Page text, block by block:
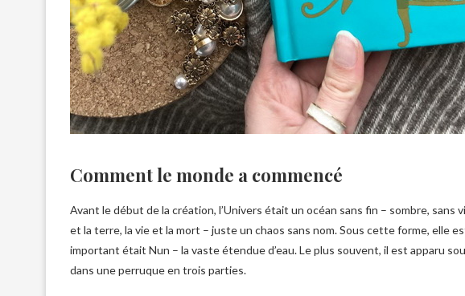
Comment le monde a commencé
Avant le début de la création, l’Univers était un océan sans fin – sombre, sans
et la terre, la vie et la mort – juste un chaos sans nom. Sous cette forme, elle
important était Nun – la vaste étendue d’eau. Le plus souvent, il est apparu
dans une perruque en trois parties.